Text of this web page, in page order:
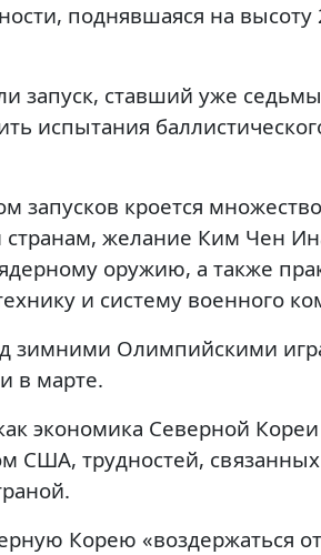
поднявшаяся на
запуск, ставший уже
испытания
запусков кроется
странам, желание Ким Чен
оружию, а также
и систему военного
зимними Олимпийскими
в марте.
экономика Северной
США, трудностей,
Корею «воздержаться